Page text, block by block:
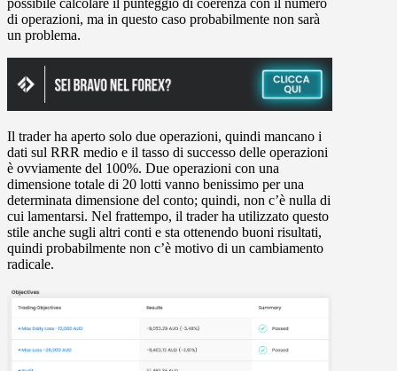
possibile calcolare il punteggio di coerenza con il numero
di operazioni, ma in questo caso probabilmente non sarà
un problema.
Il trader ha aperto solo due operazioni, quindi mancano i
dati sul RRR medio e il tasso di successo delle operazioni
è ovviamente del 100%. Due operazioni con una
dimensione totale di 20 lotti vanno benissimo per una
determinata dimensione del conto; quindi, non c’è nulla di
cui lamentarsi. Nel frattempo, il trader ha utilizzato questo
stile anche sugli altri conti e sta ottenendo buoni risultati,
quindi probabilmente non c’è motivo di un cambiamento
radicale.